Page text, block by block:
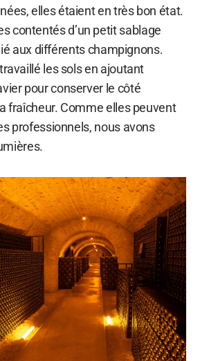
elles étaient en très bon état.
contentés d’un petit sablage
aux différents champignons.
les sols en ajoutant
pour conserver le côté
fraîcheur. Comme elles peuvent
professionnels, nous avons